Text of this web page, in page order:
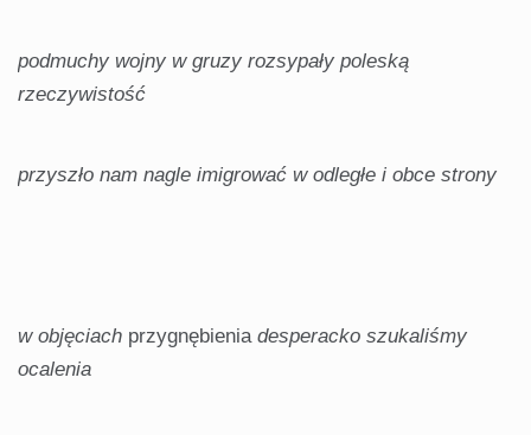
podmuchy wojny w gruzy rozsypały poleską
rzeczywistość
przyszło nam nagle imigrować w odległe i obce strony
w objęciach przygnębienia desperacko szukaliśmy
ocalenia